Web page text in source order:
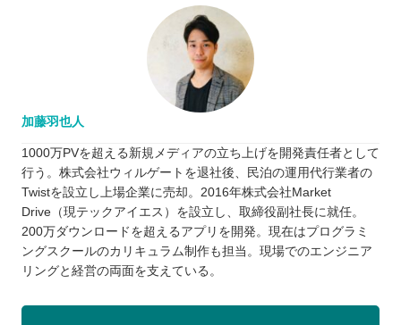
加藤羽也人
1000万PVを超える新規メディアの立ち上げを開発責任者として
行う。株式会社ウィルゲートを退社後、民泊の運用代行業者の
Twistを設立し上場企業に売却。2016年株式会社Market
Drive（現テックアイエス）を設立し、取締役副社長に就任。
200万ダウンロードを超えるアプリを開発。現在はプログラミ
ングスクールのカリキュラム制作も担当。現場でのエンジニア
リングと経営の両面を支えている。